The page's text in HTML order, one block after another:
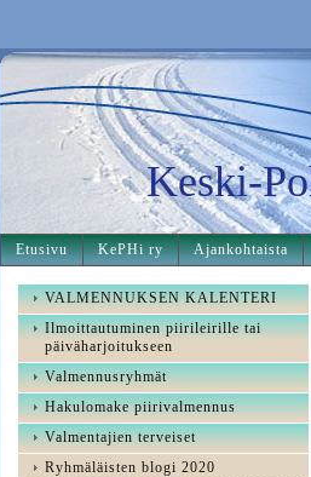
Keski-
Etusivu KePHi ry Ajankohtaista
VALMENNUKSEN KALENTERI
Ilmoittautuminen piirileirille tai
päiväharjoitukseen
Valmennusryhmät
Hakulomake piirivalmennus
Valmentajien terveiset
Ryhmäläisten blogi 2020